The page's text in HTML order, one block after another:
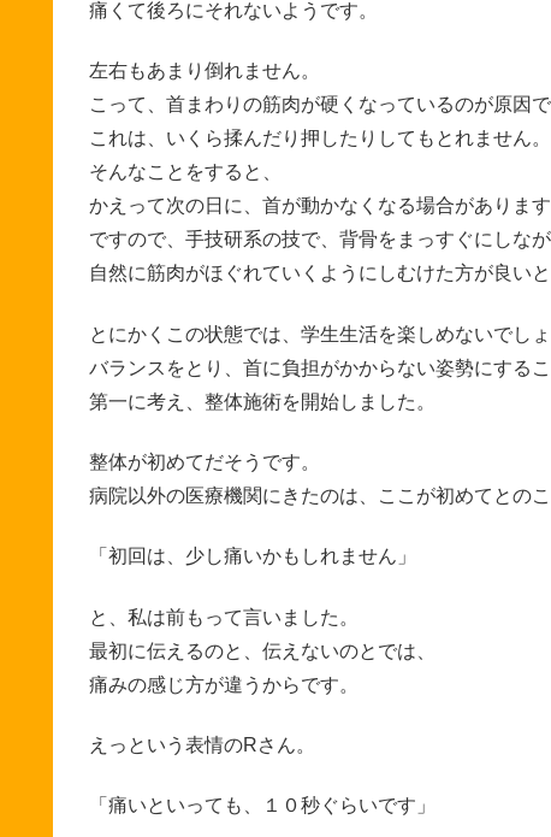
痛くて後ろにそれないようです。
左右もあまり倒れません。
こって、首まわりの筋肉が硬くなっているのが原因で
これは、いくら揉んだり押したりしてもとれません。
そんなことをすると、
かえって次の日に、首が動かなくなる場合があります
ですので、手技研系の技で、背骨をまっすぐにしなが
自然に筋肉がほぐれていくようにしむけた方が良いと
とにかくこの状態では、学生生活を楽しめないでしょ
バランスをとり、首に負担がかからない姿勢にするこ
第一に考え、整体施術を開始しました。
整体が初めてだそうです。
病院以外の医療機関にきたのは、ここが初めてとのこ
「初回は、少し痛いかもしれません」
と、私は前もって言いました。
最初に伝えるのと、伝えないのとでは、
痛みの感じ方が違うからです。
えっという表情のRさん。
「痛いといっても、１０秒ぐらいです」